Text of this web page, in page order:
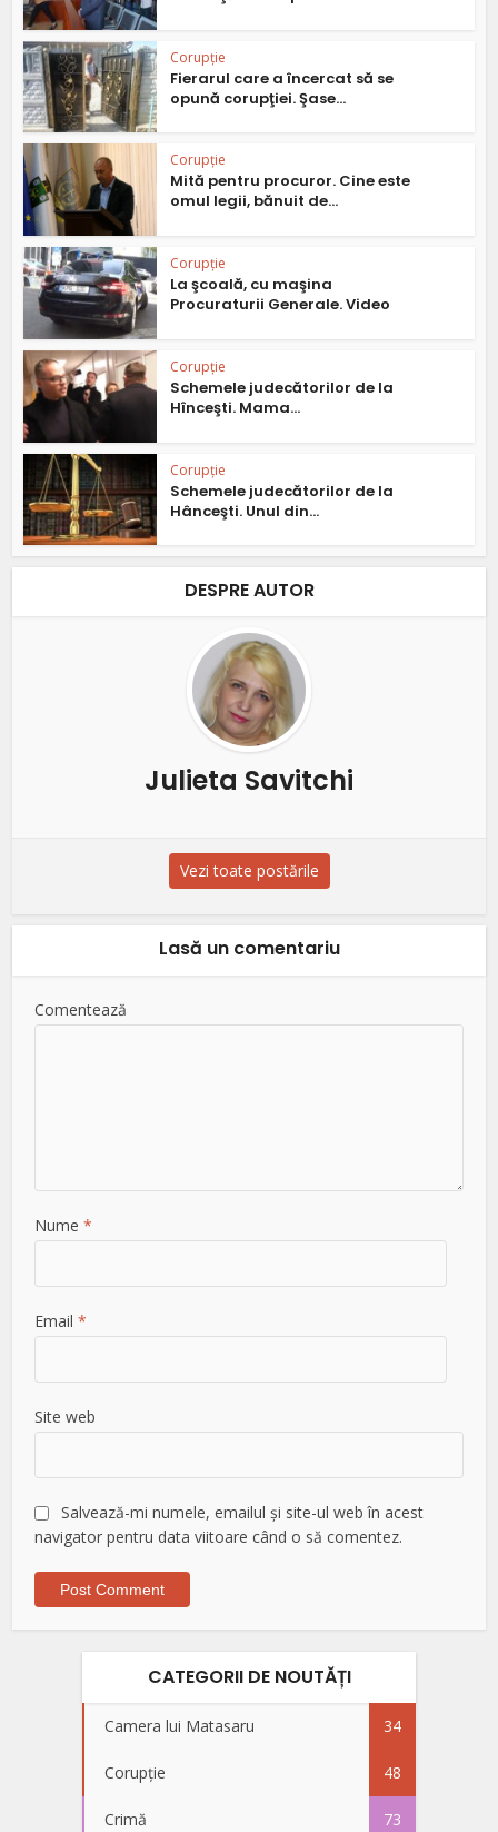
Corupție
Fierarul care a încercat să se
opună corupţiei. Şase...
Corupție
Mită pentru procuror. Cine este
omul legii, bănuit de...
Corupție
La şcoală, cu maşina
Procuraturii Generale. Video
Corupție
Schemele judecătorilor de la
Hînceşti. Mama...
Corupție
Schemele judecătorilor de la
Hânceşti. Unul din...
DESPRE AUTOR
Julieta Savitchi
Vezi toate postările
Lasă un comentariu
Comentează
Nume*
Email*
Site web
Salvează-mi numele, emailul și site-ul web în acest
navigator pentru data viitoare când o să comentez.
CATEGORII DE NOUTĂȚI
Camera lui Matasaru 34
Corupție 48
Crimă 73